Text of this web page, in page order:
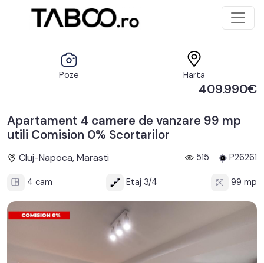
Poze Harta
409.990€
Apartament 4 camere de vanzare 99 mp
utili Comision 0% Scortarilor
Cluj-Napoca, Marasti 515 P26261
4 cam Etaj 3/4 99 mp